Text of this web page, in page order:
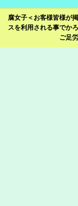
腐女子＜お客様皆様が
スを利用される事でか
ご足